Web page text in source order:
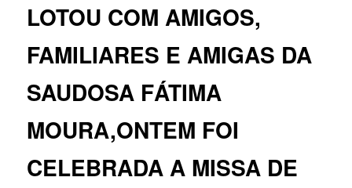
LOTOU COM AMIGOS,
FAMILIARES E AMIGAS DA
SAUDOSA FÁTIMA
MOURA,ONTEM FOI
CELEBRADA A MISSA DE